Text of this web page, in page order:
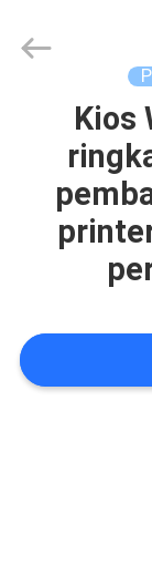
RUMAH
PRODUK
TENTANG
TUR
Copyright
motorizedcardreader.com.
Kios